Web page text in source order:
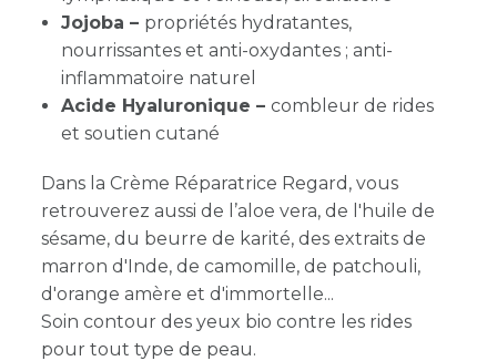
Jojoba – propriétés hydratantes,
nourrissantes et anti-oxydantes ; anti-
inflammatoire naturel
Acide Hyaluronique – combleur de rides
et soutien cutané
Dans la Crème Réparatrice Regard, vous
retrouverez aussi de l’aloe vera, de l'huile de
sésame, du beurre de karité, des extraits de
marron d'Inde, de camomille, de patchouli,
d'orange amère et d'immortelle...
Soin contour des yeux bio contre les rides
pour tout type de peau.